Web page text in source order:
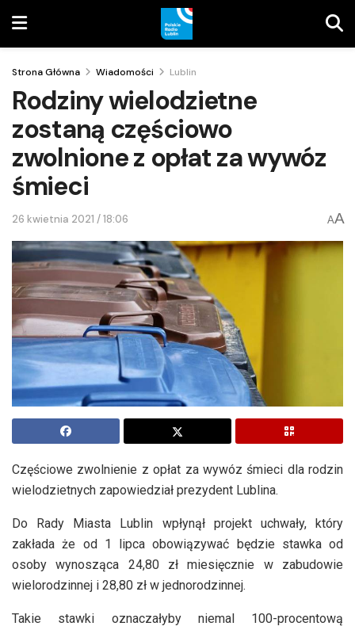
Strona Główna Wiadomości Lublin
Rodziny wielodzietne
zostaną częściowo
zwolnione z opłat za wywóz
śmieci
26 kwietnia 2021 / 18:06 AA
Częściowe zwolnienie z opłat za wywóz śmieci dla rodzin
wielodzietnych zapowiedział prezydent Lublina.
Do Rady Miasta Lublin wpłynął projekt uchwały, który
zakłada że od 1 lipca obowiązywać będzie stawka od
osoby wynosząca 24,80 zł miesięcznie w zabudowie
wielorodzinnej i 28,80 zł w jednorodzinnej.
Takie stawki oznaczałyby niemal 100-procentową